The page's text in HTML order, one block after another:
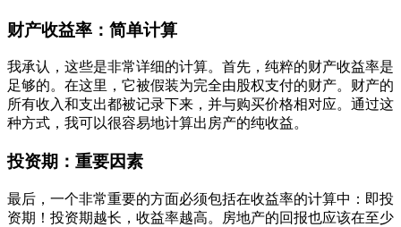
财产收益率：简单计算
我承认，这些是非常详细的计算。首先，纯粹的财产收益率是
足够的。在这里，它被假装为完全由股权支付的财产。财产的
所有收入和支出都被记录下来，并与购买价格相对应。通过这
种方式，我可以很容易地计算出房产的纯收益。
投资期：重要因素
最后，一个非常重要的方面必须包括在收益率的计算中：即投
资期！投资期越长，收益率越高。房地产的回报也应该在至少